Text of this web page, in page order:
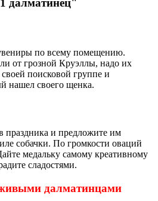
далматинец"
по всему помещению.
от грозной Круэллы, надо их
поисковой группе и
нашел своего щенка.
праздника и предложите им
собачки. По громкости оваций
медальку самому креативному
сладостями.
живыми далматинцами